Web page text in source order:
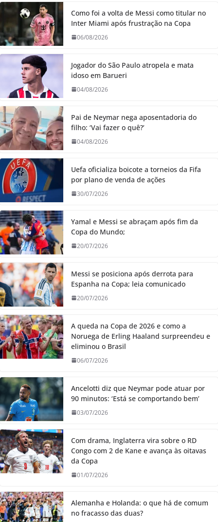
Como foi a volta de Messi como titular no
Inter Miami após frustração na Copa
06/08/2026
Jogador do São Paulo atropela e mata
idoso em Barueri
04/08/2026
Pai de Neymar nega aposentadoria do
filho: ‘Vai fazer o quê?’
04/08/2026
Uefa oficializa boicote a torneios da Fifa
por plano de venda de ações
30/07/2026
Yamal e Messi se abraçam após fim da
Copa do Mundo;
20/07/2026
Messi se posiciona após derrota para
Espanha na Copa; leia comunicado
20/07/2026
A queda na Copa de 2026 e como a
Noruega de Erling Haaland surpreendeu e
eliminou o Brasil
06/07/2026
Ancelotti diz que Neymar pode atuar por
90 minutos: ‘Está se comportando bem’
03/07/2026
Com drama, Inglaterra vira sobre o RD
Congo com 2 de Kane e avança às oitavas
da Copa
01/07/2026
Alemanha e Holanda: o que há de comum
no fracasso das duas?